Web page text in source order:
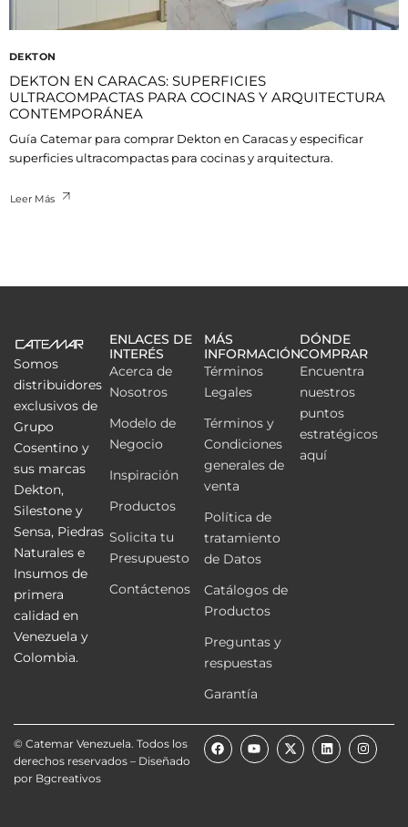
DEKTON
DEKTON EN CARACAS: SUPERFICIES
ULTRACOMPACTAS PARA COCINAS Y ARQUITECTURA
CONTEMPORÁNEA
Guía Catemar para comprar Dekton en Caracas y especificar
superficies ultracompactas para cocinas y arquitectura.
Leer Más
Somos
distribuidores
exclusivos de
Grupo
Cosentino y
sus marcas
Dekton,
Silestone y
Sensa, Piedras
Naturales e
Insumos de
primera
calidad en
Venezuela y
Colombia.
ENLACES DE
INTERÉS
Acerca de
Nosotros
Modelo de
Negocio
Inspiración
Productos
Solicita tu
Presupuesto
Contáctenos
MÁS
INFORMACIÓN
Términos
Legales
Términos y
Condiciones
generales de
venta
Política de
tratamiento
de Datos
Catálogos de
Productos
Preguntas y
respuestas
Garantía
DÓNDE
COMPRAR
Encuentra
nuestros
puntos
estratégicos
aquí
© Catemar Venezuela. Todos los
derechos reservados – Diseñado
por Bgcreativos
F
a
c
Y
o
u
X
-
t
L
i
n
I
n
s